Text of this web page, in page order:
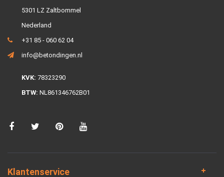
5301 LZ Zaltbommel
Nederland
+31 85 - 060 62 04
info@betondingen.nl
KVK: 78323290
BTW: NL861346762B01
Klantenservice